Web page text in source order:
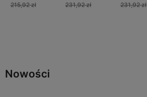
215,92 zł
231,92 zł
231,92 zł
Nowości